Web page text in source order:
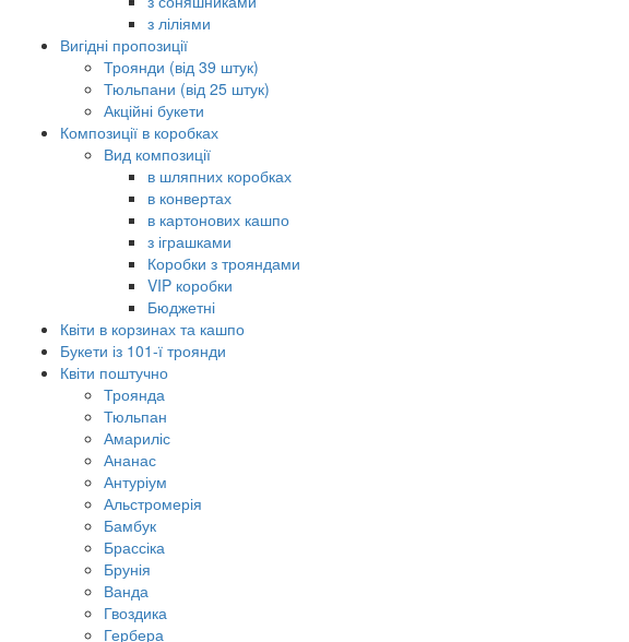
з ліліями
Вигідні пропозиції
Троянди (від 39 штук)
Тюльпани (від 25 штук)
Акційні букети
Композиції в коробках
Вид композиції
в шляпних коробках
в конвертах
в картонових кашпо
з іграшками
Коробки з трояндами
VIP коробки
Бюджетні
Квіти в корзинах та кашпо
Букети із 101-ї троянди
Квіти поштучно
Троянда
Тюльпан
Амариліс
Ананас
Антуріум
Альстромерія
Бамбук
Брассіка
Брунія
Ванда
Гвоздика
Гербера